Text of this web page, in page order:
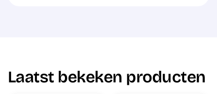
Laatst bekeken producten